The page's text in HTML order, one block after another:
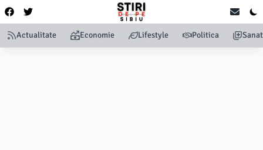
Actualitate Economie Lifestyle Politica